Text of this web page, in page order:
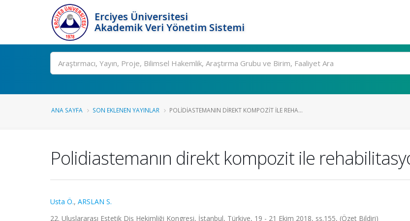
Erciyes Üniversitesi
Akademik Veri Yönetim Sistemi
Ara
ANA SAYFA SON EKLENEN YAYINLAR POLIDIASTEMANIN DIREKT KOMPOZIT ILE REHA...
Polidiastemanın direkt kompozit ile
Usta Ö., ARSLAN S.
22. Uluslararası Estetik Diş Hekimliği Kongresi, İstanbul, Türkiye, 19 - 21 Ekim 2018, ss.155, (Özet Bildiri)